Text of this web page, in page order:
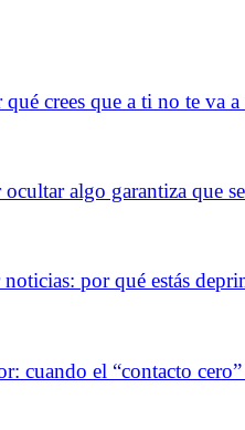
crees que a ti no te va a
algo garantiza que
por qué estás
cuando el “contacto